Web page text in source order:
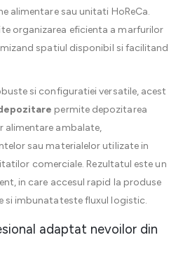
alimentare sau unitati HoReCa.
organizarea eficienta a marfurilor
spatiul disponibil si facilitand
si configuratiei versatile, acest
permite depozitarea
alimentare ambalate,
sau materialelor utilizate in
comerciale. Rezultatul este un
in care accesul rapid la produse
si imbunatateste fluxul logistic.
adaptat nevoilor din